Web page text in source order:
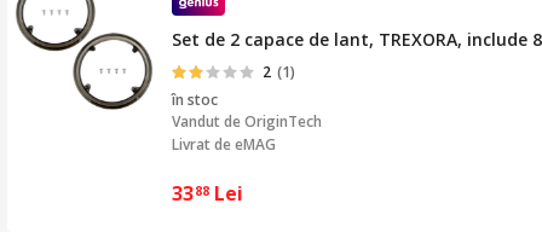
Set de 2 capace de lant, TREXORA,
2 (1)
în stoc
Vandut deOriginTech
Livrat de eMAG
3388 Lei